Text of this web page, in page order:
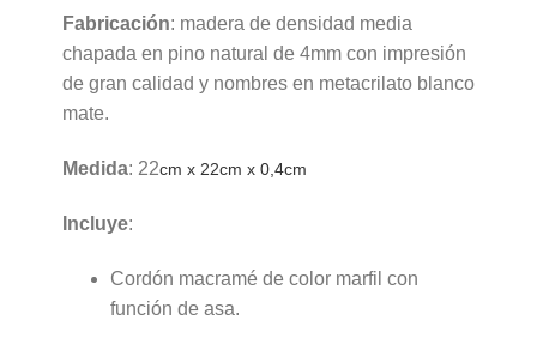
Fabricación: madera de densidad media
chapada en pino natural de 4mm con impresión
de gran calidad y nombres en metacrilato blanco
mate.
Medida: 22cm x 22cm x 0,4cm
Incluye:
Cordón macramé de color marfil con
función de asa.